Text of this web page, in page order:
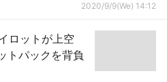
2020/9/9(We) 14:12
ロットが上空
トパックを背負